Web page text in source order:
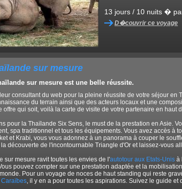
13 jours / 10 nuits �
D�couvrir ce voyage
sur mesure
sur mesure est une belle réussite.
consultant du web pour la pleine réussite de votre séjour en
du terrain ainsi que des acteurs locaux et une
offre qui soit, voilà la carte de visite de votre partenaire en haut
pour la Thaïlande Six Sens, le must de la prestation en Asie.
spa traditionnel et tous les équipements. Vous avez accès à
et Krabi, vous vous adonnez à un panorama à couper le
découverte de l'incontournable Triangle d'Or et laissez-vous
sur mesure ravit toutes les envies de l'autotour aux Etats-Unis à
pouvez compter sur une prestation adaptée et la
Pour un voyage de noces de haut standing qui reste
, il y en a pour toutes les aspirations. Suivez le guide et